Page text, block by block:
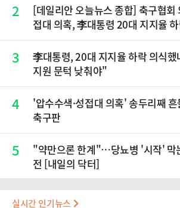
2
[데일리안 오늘뉴스 종합] 축구협회
접대 의혹, 李대통령 20대 지지율
재점화, 김민석 "과반 승리 가능성
3
李대통령, 20대 지지율 하락 의식
지원 문턱 낮춰야"
4
'압수수색·성접대 의혹' 송두리째
축구판
5
"약만으론 한계"…당뇨병 '시작' 막
전 [내일의 닥터]
실시간 인기뉴스